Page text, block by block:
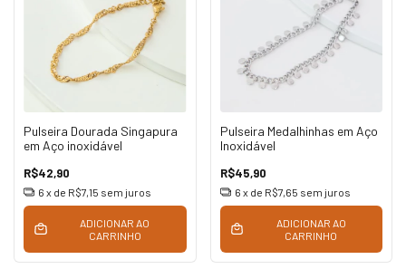
Pulseira Dourada Singapura
em Aço inoxidável
R$42,90
6 x de R$7,15 sem juros
ADICIONAR AO
CARRINHO
Pulseira Medalhinhas em Aço
Inoxidável
R$45,90
6 x de R$7,65 sem juros
ADICIONAR AO
CARRINHO